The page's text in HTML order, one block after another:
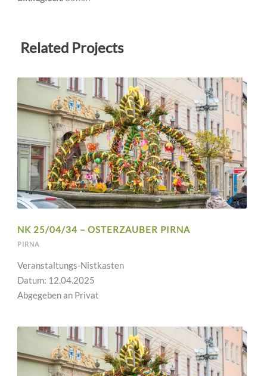
Related Projects
NK 25/04/34 – OSTERZAUBER PIRNA
PIRNA
Veranstaltungs-Nistkasten
Datum: 12.04.2025
Abgegeben an Privat